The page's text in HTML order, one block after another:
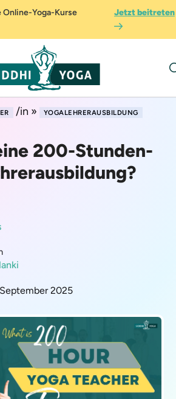
Online-Yoga-Kurse
Jetzt beitreten
/in » YOGALEHRERAUSBILDUNG
200-Stunden-
2025